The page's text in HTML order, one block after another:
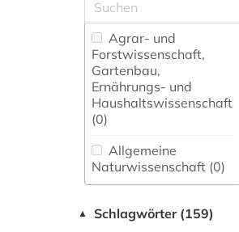
Agrar- und
Forstwissenschaft,
Gartenbau,
Ernährungs- und
Haushaltswissenschaft
(0)
Allgemeine
Naturwissenschaft (0)
fachübergreifende
▲ Schlagwörter (159)